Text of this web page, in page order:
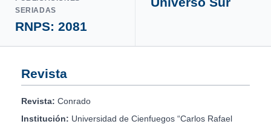
SERIADAS
RNPS: 2081
Revista
Revista: Conrado
Institución: Universidad de Cienfuegos “Carlos Rafael